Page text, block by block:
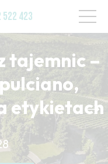
522 423
tajemnic –
etykietach